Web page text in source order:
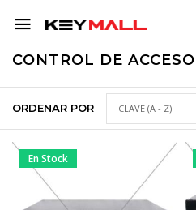
CONTROL DE ACCESO
ORDENAR POR
En Stock